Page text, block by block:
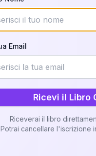
Email
Ricevi il Libro
Riceverai il libro
Potrai cancellare l'iscrizione